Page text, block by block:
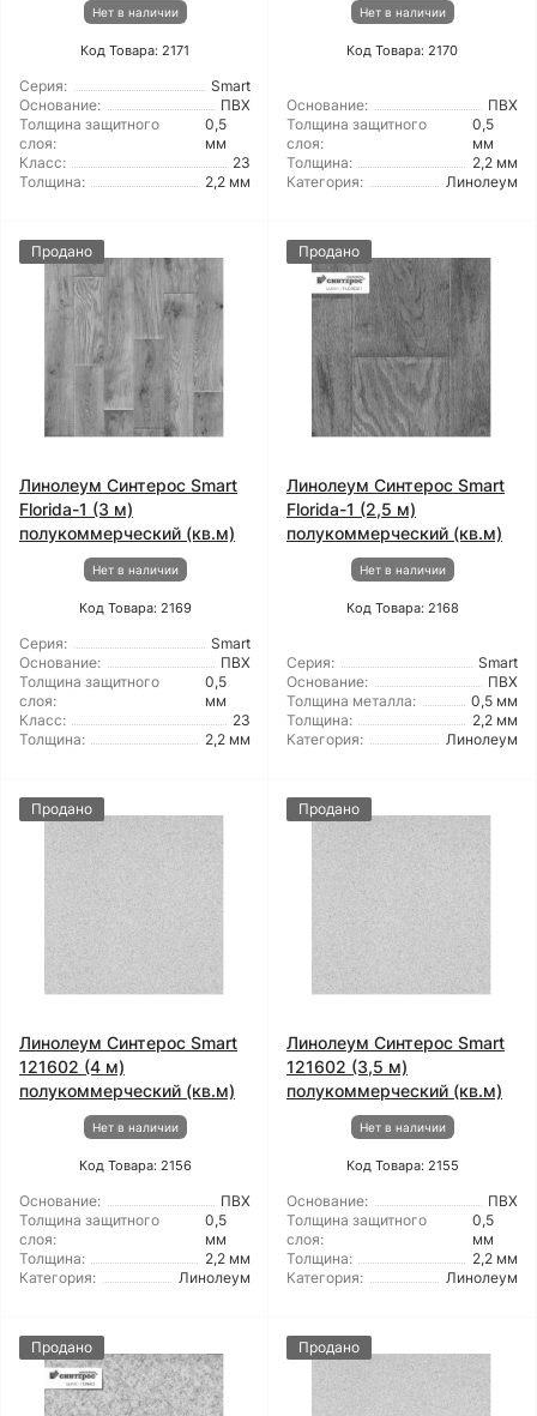
Нет в наличии
Код Товара: 2171
Серия:
Smart
Основание:
ПВХ
Толщина защитного
слоя:
0,5
мм
Класс:
23
Толщина:
2,2 мм
Нет в наличии
Код Товара: 2170
Основание:
ПВХ
Толщина защитного
слоя:
0,5
мм
Толщина:
2,2 мм
Категория:
Линолеум
Продано
Линолеум Синтерос Smart
Florida-1 (3 м)
полукоммерческий (кв.м)
Нет в наличии
Код Товара: 2169
Серия:
Smart
Основание:
ПВХ
Толщина защитного
слоя:
0,5
мм
Класс:
23
Толщина:
2,2 мм
Продано
Линолеум Синтерос Smart
Florida-1 (2,5 м)
полукоммерческий (кв.м)
Нет в наличии
Код Товара: 2168
Серия:
Smart
Основание:
ПВХ
Толщина металла:
0,5 мм
Толщина:
2,2 мм
Категория:
Линолеум
Продано
Линолеум Синтерос Smart
121602 (4 м)
полукоммерческий (кв.м)
Нет в наличии
Код Товара: 2156
Основание:
ПВХ
Толщина защитного
слоя:
0,5
мм
Толщина:
2,2 мм
Категория:
Линолеум
Продано
Линолеум Синтерос Smart
121602 (3,5 м)
полукоммерческий (кв.м)
Нет в наличии
Код Товара: 2155
Основание:
ПВХ
Толщина защитного
слоя:
0,5
мм
Толщина:
2,2 мм
Категория:
Линолеум
Продано Продано